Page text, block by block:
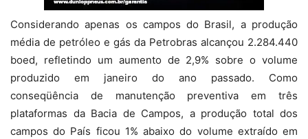
Considerando apenas os campos do Brasil, a produção
média de petróleo e gás da Petrobras alcançou 2.284.440
boed, refletindo um aumento de 2,9% sobre o volume
produzido em janeiro do ano passado. Como
conseqüência de manutenção preventiva em três
plataformas da Bacia de Campos, a produção total dos
campos do País ficou 1% abaixo do volume extraído em